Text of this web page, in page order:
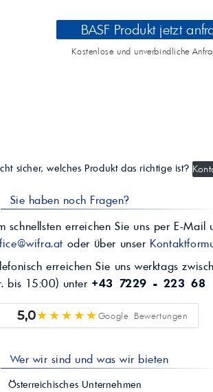
BASF Produkt jetzt
Kostenlose und unverbindliche
sicher, welches Produkt das richtige ist?
Sie haben noch Fragen?
schnellsten erreichen Sie uns per E-Mail
oder über unser
erreichen Sie uns werktags
bis 15:00) unter +43 7229 - 223 68
5,0★★★★★Google Bewertungen
Wer wir sind und was wir bieten
Österreichisches Unternehmen